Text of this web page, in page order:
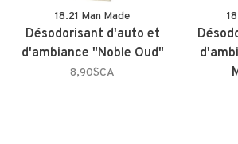
18.21 Man Made
Désodorisant d'auto et
d'ambiance "Noble Oud"
8,90$CA